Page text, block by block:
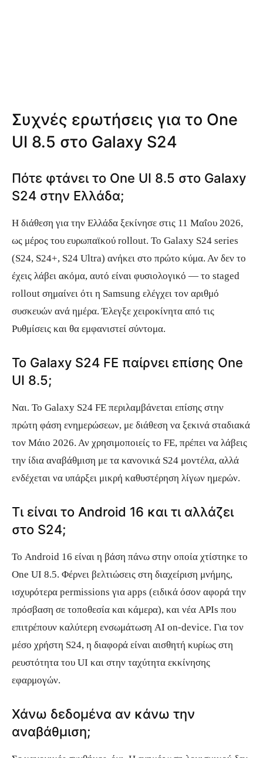
Συχνές ερωτήσεις για το One
UI 8.5 στο Galaxy S24
Πότε φτάνει το One UI 8.5 στο Galaxy
S24 στην Ελλάδα;
Η διάθεση για την Ελλάδα ξεκίνησε στις 11 Μαΐου 2026,
ως μέρος του ευρωπαϊκού rollout. Το Galaxy S24 series
(S24, S24+, S24 Ultra) ανήκει στο πρώτο κύμα. Αν δεν το
έχεις λάβει ακόμα, αυτό είναι φυσιολογικό — το staged
rollout σημαίνει ότι η Samsung ελέγχει τον αριθμό
συσκευών ανά ημέρα. Έλεγξε χειροκίνητα από τις
Ρυθμίσεις και θα εμφανιστεί σύντομα.
Το Galaxy S24 FE παίρνει επίσης One
UI 8.5;
Ναι. Το Galaxy S24 FE περιλαμβάνεται επίσης στην
πρώτη φάση ενημερώσεων, με διάθεση να ξεκινά σταδιακά
τον Μάιο 2026. Αν χρησιμοποιείς το FE, πρέπει να λάβεις
την ίδια αναβάθμιση με τα κανονικά S24 μοντέλα, αλλά
ενδέχεται να υπάρξει μικρή καθυστέρηση λίγων ημερών.
Τι είναι το Android 16 και τι αλλάζει
στο S24;
Το Android 16 είναι η βάση πάνω στην οποία χτίστηκε το
One UI 8.5. Φέρνει βελτιώσεις στη διαχείριση μνήμης,
ισχυρότερα permissions για apps (ειδικά όσον αφορά την
πρόσβαση σε τοποθεσία και κάμερα), και νέα APIs που
επιτρέπουν καλύτερη ενσωμάτωση AI on-device. Για τον
μέσο χρήστη S24, η διαφορά είναι αισθητή κυρίως στη
ρευστότητα του UI και στην ταχύτητα εκκίνησης
εφαρμογών.
Χάνω δεδομένα αν κάνω την
αναβάθμιση;